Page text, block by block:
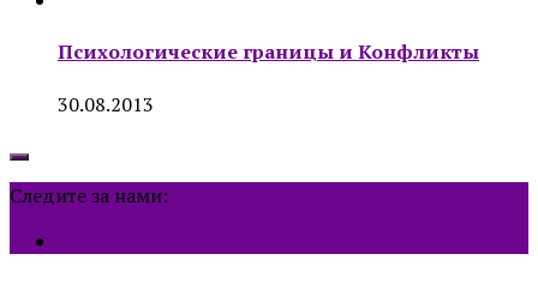
Психологические границы и Конфликты
30.08.2013
Следите за нами: